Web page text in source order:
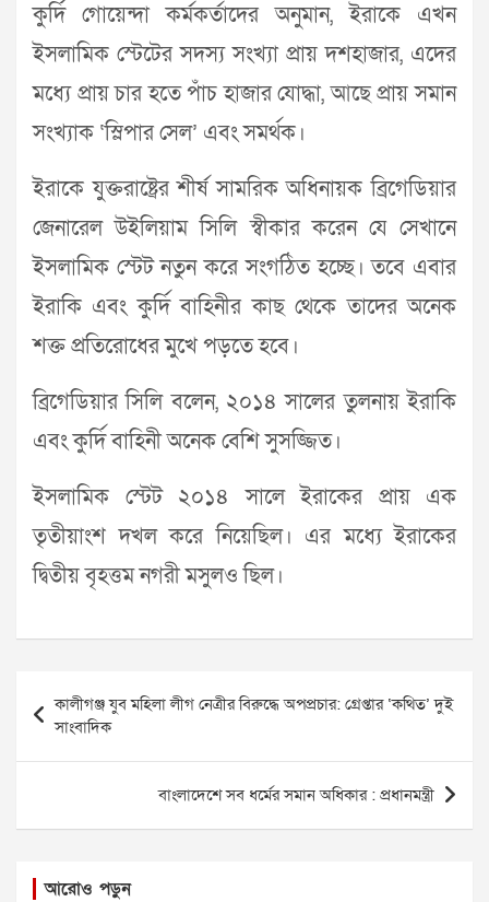
কুর্দি গোয়েন্দা কর্মকর্তাদের অনুমান, ইরাকে এখন
ইসলামিক স্টেটের সদস্য সংখ্যা প্রায় দশহাজার, এদের
মধ্যে প্রায় চার হতে পাঁচ হাজার যোদ্ধা, আছে প্রায় সমান
সংখ্যাক ‘স্লিপার সেল’ এবং সমর্থক।
ইরাকে যুক্তরাষ্ট্রের শীর্ষ সামরিক অধিনায়ক ব্রিগেডিয়ার
জেনারেল উইলিয়াম সিলি স্বীকার করেন যে সেখানে
ইসলামিক স্টেট নতুন করে সংগঠিত হচ্ছে। তবে এবার
ইরাকি এবং কুর্দি বাহিনীর কাছ থেকে তাদের অনেক
শক্ত প্রতিরোধের মুখে পড়তে হবে।
ব্রিগেডিয়ার সিলি বলেন, ২০১৪ সালের তুলনায় ইরাকি
এবং কুর্দি বাহিনী অনেক বেশি সুসজ্জিত।
ইসলামিক স্টেট ২০১৪ সালে ইরাকের প্রায় এক
তৃতীয়াংশ দখল করে নিয়েছিল। এর মধ্যে ইরাকের
দ্বিতীয় বৃহত্তম নগরী মসুলও ছিল।
navigation
কালীগঞ্জ যুব মহিলা লীগ নেত্রীর বিরুদ্ধে অপপ্রচার: গ্রেপ্তার ‘কথিত’ দুই
সাংবাদিক
বাংলাদেশে সব ধর্মের সমান অধিকার : প্রধানমন্ত্রী
আরোও পড়ুন